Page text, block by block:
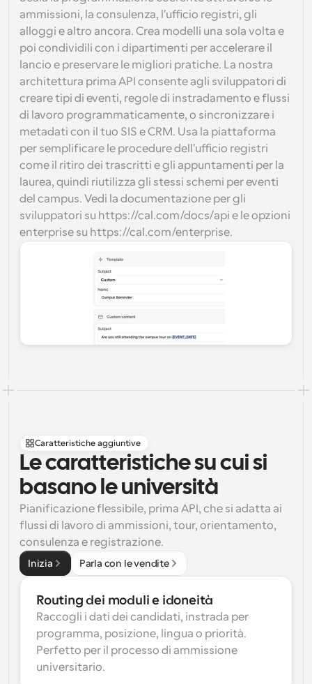
ammissioni, la consulenza, l'ufficio registri, gli
alloggi e altro ancora. Crea modelli una sola volta e
poi condividili con i dipartimenti per accelerare il
lancio e preservare le migliori pratiche. La nostra
architettura prima API consente agli sviluppatori di
creare tipi di eventi, regole di instradamento e flussi
di lavoro programmaticamente, o sincronizzare i
metadati con il tuo SIS e CRM. Usa la piattaforma
per semplificare le procedure dell'ufficio registri
come il ritiro dei trascritti e gli appuntamenti per la
laurea, quindi riutilizza gli stessi schemi per eventi
del campus. Vedi la documentazione per gli
sviluppatori su https://cal.com/docs/api e le opzioni
enterprise su https://cal.com/enterprise.
Caratteristiche aggiuntive
Le caratteristiche su cui si
basano le università
Pianificazione flessibile, prima API, che si adatta ai
flussi di lavoro di ammissioni, tour, orientamento,
consulenza e registrazione.
Inizia Parla con le vendite
Routing dei moduli e idoneità
Raccogli i dati dei candidati, instrada per
programma, posizione, lingua o priorità.
Perfetto per il processo di ammissione
universitario.